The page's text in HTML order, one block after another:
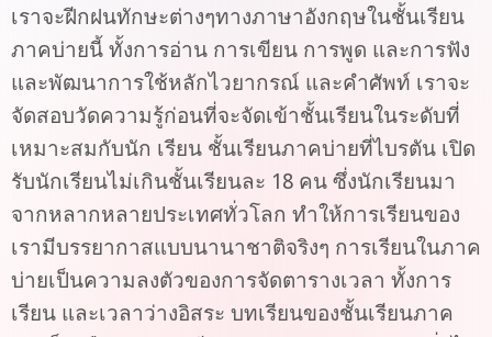
เราจะฝีกฝนทักษะต่างๆทางภาษาอังกฤษในชั้นเรียน
ภาคบ่ายนี้ ทั้งการอ่าน การเขียน การพูด และการฟัง
และพัฒนาการใช้หลักไวยากรณ์ และคำศัพท์ เราจะ
จัดสอบวัดความรู้ก่อนที่จะจัดเข้าชั้นเรียนในระดับที่
เหมาะสมกับนัก เรียน ชั้นเรียนภาคบ่ายที่ไบรตัน เปิด
รับนักเรียนไม่เกินชั้นเรียนละ 18 คน ซึ่งนักเรียนมา
จากหลากหลายประเทศทั่วโลก ทำให้การเรียนของ
เรามีบรรยากาสแบบนานาชาติจริงๆ การเรียนในภาค
บ่ายเป็นความลงตัวของการจัดตารางเวลา ทั้งการ
เรียน และเวลาว่างอิสระ บทเรียนของชั้นเรียนภาค